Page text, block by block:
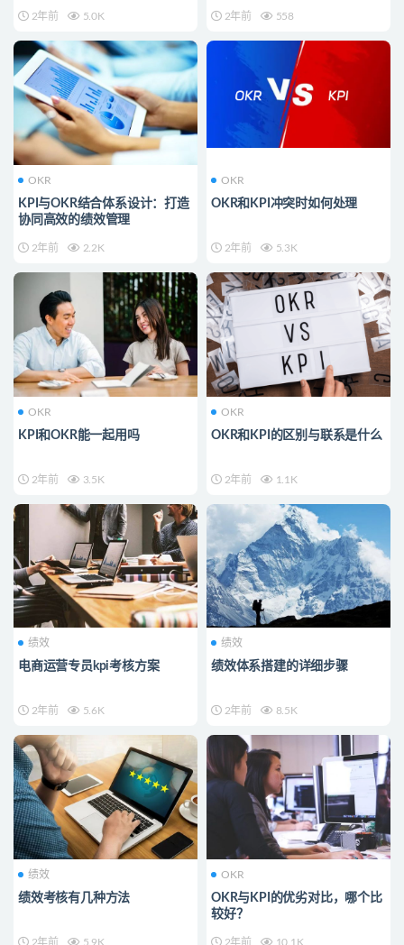
2年前 5.0K 2年前 558
OKR
KPI与OKR结合体系设计：打造
协同高效的绩效管理
2年前 2.2K
OKR
OKR和KPI冲突时如何处理
2年前 5.3K
OKR
KPI和OKR能一起用吗
2年前 3.5K
OKR
OKR和KPI的区别与联系是什么
2年前 1.1K
绩效
电商运营专员kpi考核方案
2年前 5.6K
绩效
绩效体系搭建的详细步骤
2年前 8.5K
绩效
绩效考核有几种方法
2年前 5.9K
OKR
OKR与KPI的优劣对比，哪个比
较好？
2年前 10.1K